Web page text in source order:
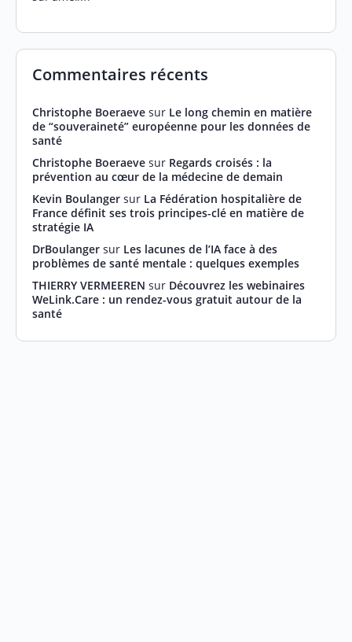
Commentaires récents
Christophe Boeraeve sur Le long chemin en matière
de “souveraineté” européenne pour les données de
santé
Christophe Boeraeve sur Regards croisés : la
prévention au cœur de la médecine de demain
Kevin Boulanger sur La Fédération hospitalière de
France définit ses trois principes-clé en matière de
stratégie IA
DrBoulanger sur Les lacunes de l’IA face à des
problèmes de santé mentale : quelques exemples
THIERRY VERMEEREN sur Découvrez les webinaires
WeLink.Care : un rendez-vous gratuit autour de la
santé